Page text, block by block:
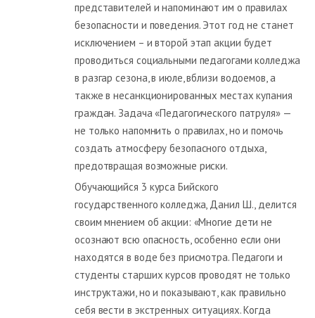
представителей и напоминают им о правилах
безопасности и поведения. Этот год не станет
исключением – и второй этап акции будет
проводиться социальными педагогами колледжа
в разгар сезона, в июле, вблизи водоемов, а
также в несанкционированных местах купания
граждан. Задача «Педагогического патруля» —
не только напомнить о правилах, но и помочь
создать атмосферу безопасного отдыха,
предотвращая возможные риски.
Обучающийся 3 курса Бийского
государственного колледжа, Данил Ш., делится
своим мнением об акции: «Многие дети не
осознают всю опасность, особенно если они
находятся в воде без присмотра. Педагоги и
студенты старших курсов проводят не только
инструктажи, но и показывают, как правильно
себя вести в экстренных ситуациях. Когда